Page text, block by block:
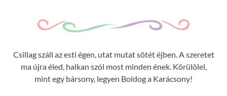
Csillag száll az esti égen, utat mutat sötét éjben. A szeretet
ma újra éled, halkan szól most minden ének. Körülölel,
mint egy bársony, legyen Boldog a Karácsony!